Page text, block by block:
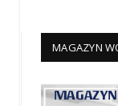
MAGAZYN